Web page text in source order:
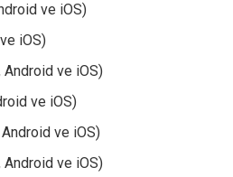
ve iOS)
iOS)
ve iOS)
ve iOS)
ve iOS)
ve iOS)